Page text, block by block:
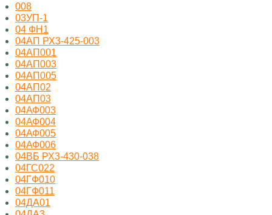
008
03УП-1
04 ФН1
04АП РХ3-425-003
04АП001
04АП003
04АП005
04АП02
04АП03
04АФ003
04АФ004
04АФ005
04АФ006
04ВБ РХ3-430-038
04ГС022
04ГФ010
04ГФ011
04ДА01